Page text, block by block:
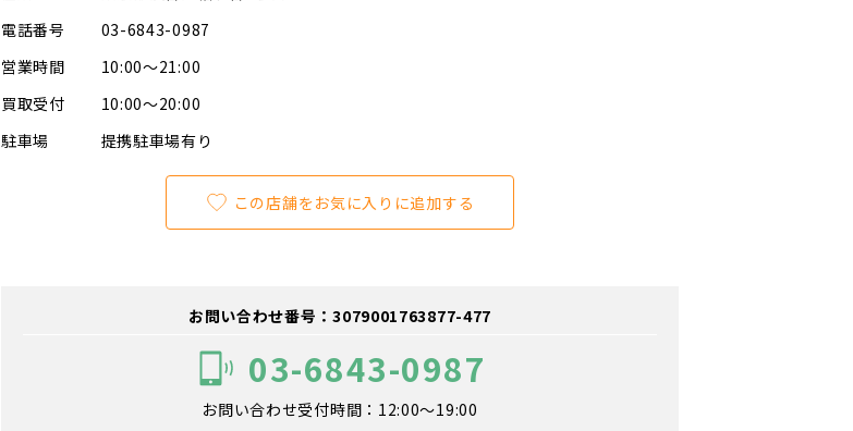
電話番号
03-6843-0987
営業時間
10:00～21:00
買取受付
10:00～20:00
駐車場
提携駐車場有り
この店舗をお気に入りに追加する
お問い合わせ番号：3079001763877-477
03-6843-0987
お問い合わせ受付時間：12:00～19:00